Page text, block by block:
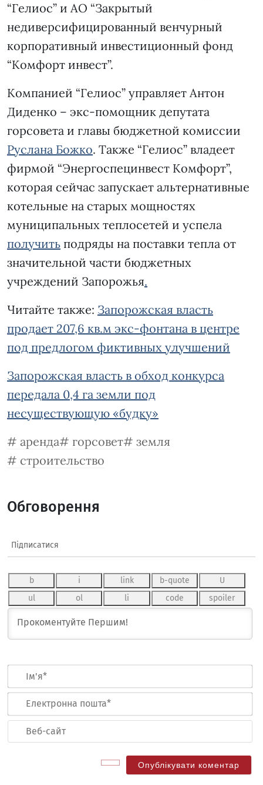
“Гелиос” и АО “Закрытый
недиверсифицированный венчурный
корпоративный инвестиционный фонд
“Комфорт инвест”.
Компанией “Гелиос” управляет Антон
Диденко – экс-помощник депутата
горсовета и главы бюджетной комиссии
Руслана Божко. Также “Гелиос” владеет
фирмой “Энергоспецинвест Комфорт”,
которая сейчас запускает альтернативные
котельные на старых мощностях
муниципальных теплосетей и успела
получить подряды на поставки тепла от
значительной части бюджетных
учреждений Запорожья.
Читайте также: Запорожская власть
продает 207,6 кв.м экс-фонтана в центре
под предлогом фиктивных улучшений
Запорожская власть в обход конкурса
передала 0,4 га земли под
несуществующую «будку»
аренда
горсовет
земля
строительство
Обговорення
Підписатися